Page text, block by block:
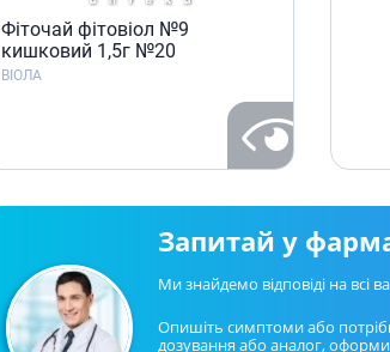
Фiточай фiтовiол №9
кишковий 1,5г №20
ВІОЛА
Запитай у
Ми знайдемо відповіді на всі
Опишіть симптоми або
дозування або аналог,